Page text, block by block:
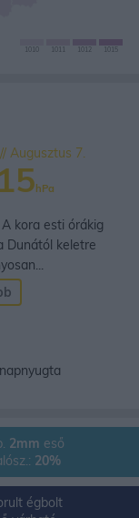
1010 1011 1012 1015
Augusztus 7.
hPa
kora esti órákig
Dunától keletre
napnyugta
2mm eső
20%
égbolt